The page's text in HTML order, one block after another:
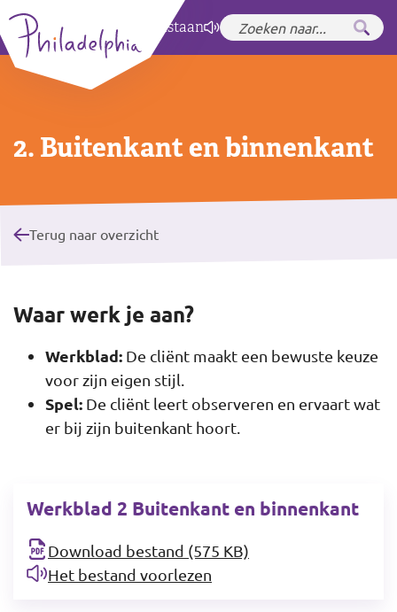
Zet hoog contrastaan
2. Buitenkant en binnenkant
Terug naar overzicht
Waar werk je aan?
Werkblad: De cliënt maakt een bewuste keuze
voor zijn eigen stijl.
Spel: De cliënt leert observeren en ervaart wat
er bij zijn buitenkant hoort.
Werkblad 2 Buitenkant en binnenkant
Download bestand (575 KB)
Het bestand voorlezen